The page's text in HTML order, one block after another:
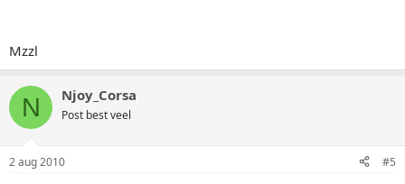
Mzzl
N Njoy_Corsa
Post best veel
2 aug 2010 #5